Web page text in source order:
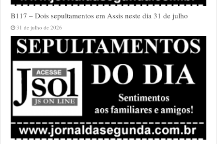
B117 – Dois sepultamentos em Assis neste dia 31 de julho
31 de julho de 2026